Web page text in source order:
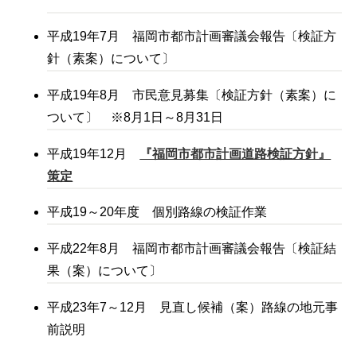
平成19年7月 福岡市都市計画審議会報告〔検証方
針（素案）について〕
平成19年8月 市民意見募集〔検証方針（素案）に
ついて〕 ※8月1日～8月31日
平成19年12月
『福岡市都市計画道路検証方針』
策定
平成19～20年度 個別路線の検証作業
平成22年8月 福岡市都市計画審議会報告〔検証結
果（案）について〕
平成23年7～12月 見直し候補（案）路線の地元事
前説明